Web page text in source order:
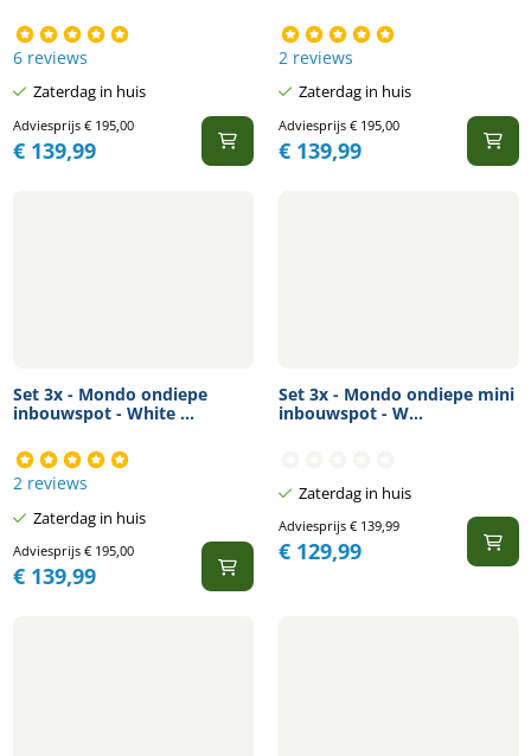
6 reviews
Zaterdag in huis
Adviesprijs €195,00
€139,99
2 reviews
Zaterdag in huis
Adviesprijs €195,00
€139,99
Set 3x - Mondo ondiepe
inbouwspot - White ...
2 reviews
Zaterdag in huis
Adviesprijs €195,00
€139,99
Set 3x - Mondo ondiepe mini
inbouwspot - W...
Zaterdag in huis
Adviesprijs €139,99
€129,99